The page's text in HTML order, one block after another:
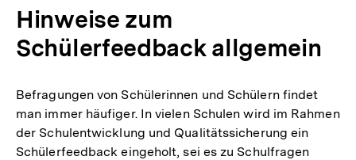
Hinweise zum
Schülerfeedback allgemein
Befragungen von Schülerinnen und Schülern findet
man immer häufiger. In vielen Schulen wird im Rahmen
der Schulentwicklung und Qualitätssicherung ein
Schülerfeedback eingeholt, sei es zu Schulfragen